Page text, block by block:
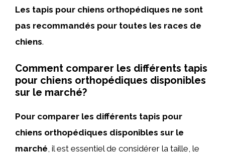
Les tapis pour chiens orthopédiques ne sont
pas recommandés pour toutes les races de
chiens.
Comment comparer les différents tapis
pour chiens orthopédiques disponibles
sur le marché?
Pour comparer les différents tapis pour
chiens orthopédiques disponibles sur le
marché, il est essentiel de considérer la taille, le